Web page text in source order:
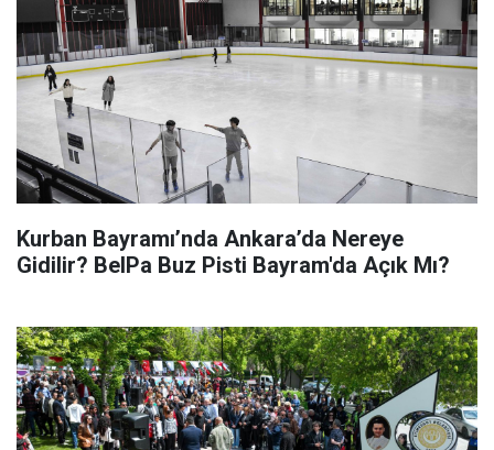
Kurban Bayramı’nda Ankara’da Nereye
Gidilir? BelPa Buz Pisti Bayram'da Açık Mı?